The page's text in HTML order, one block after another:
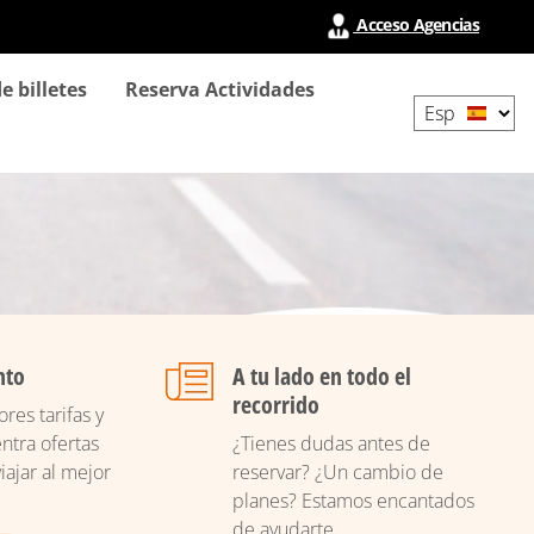
Acceso Agencias
billetes
Reserva Actividades
your
tarifas y
ofertas
al mejor
A tu lado en todo el
recorrido
¿Tienes dudas antes de
reservar? ¿Un cambio de
planes? Estamos encantados